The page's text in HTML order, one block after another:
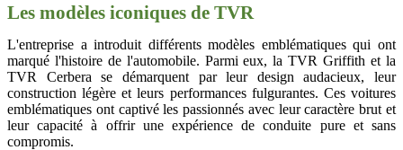
Les modèles iconiques de TVR
L'entreprise a introduit différents modèles emblématiques qui ont
marqué l'histoire de l'automobile. Parmi eux, la TVR Griffith et la
TVR Cerbera se démarquent par leur design audacieux, leur
construction légère et leurs performances fulgurantes. Ces voitures
emblématiques ont captivé les passionnés avec leur caractère brut et
leur capacité à offrir une expérience de conduite pure et sans
compromis.